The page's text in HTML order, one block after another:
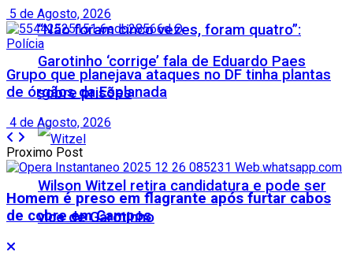
“Não foram cinco vezes, foram quatro”:
Garotinho ‘corrige’ fala de Eduardo Paes
sobre prisões
Wilson Witzel retira candidatura e pode ser
vice de Garotinho
5 de Agosto, 2026
Polícia
Grupo que planejava ataques no DF tinha plantas
de órgãos da Esplanada
4 de Agosto, 2026
Proximo Post
Homem é preso em flagrante após furtar cabos
de cobre em Campos